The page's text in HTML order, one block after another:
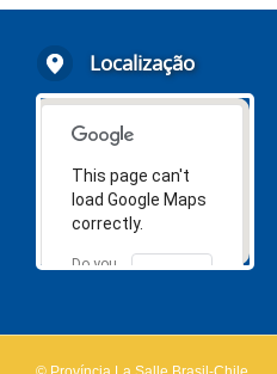
Localização
This page can't
load Google Maps
correctly.
Do you
OK